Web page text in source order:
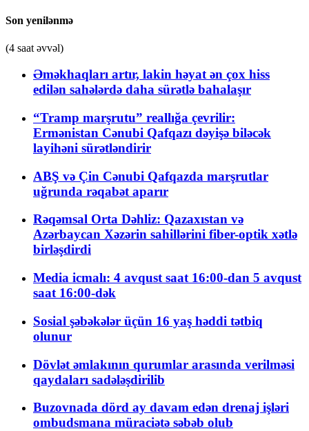
Son yenilənmə
(4 saat əvvəl)
Əməkhaqları artır, lakin həyat ən çox hiss
edilən sahələrdə daha sürətlə bahalaşır
“Tramp marşrutu” reallığa çevrilir:
Ermənistan Cənubi Qafqazı dəyişə biləcək
layihəni sürətləndirir
ABŞ və Çin Cənubi Qafqazda marşrutlar
uğrunda rəqabət aparır
Rəqəmsal Orta Dəhliz: Qazaxıstan və
Azərbaycan Xəzərin sahillərini fiber-optik xətlə
birləşdirdi
Media icmalı: 4 avqust saat 16:00-dan 5 avqust
saat 16:00-dək
Sosial şəbəkələr üçün 16 yaş həddi tətbiq
olunur
Dövlət əmlakının qurumlar arasında verilməsi
qaydaları sadələşdirilib
Buzovnada dörd ay davam edən drenaj işləri
ombudsmana müraciətə səbəb olub